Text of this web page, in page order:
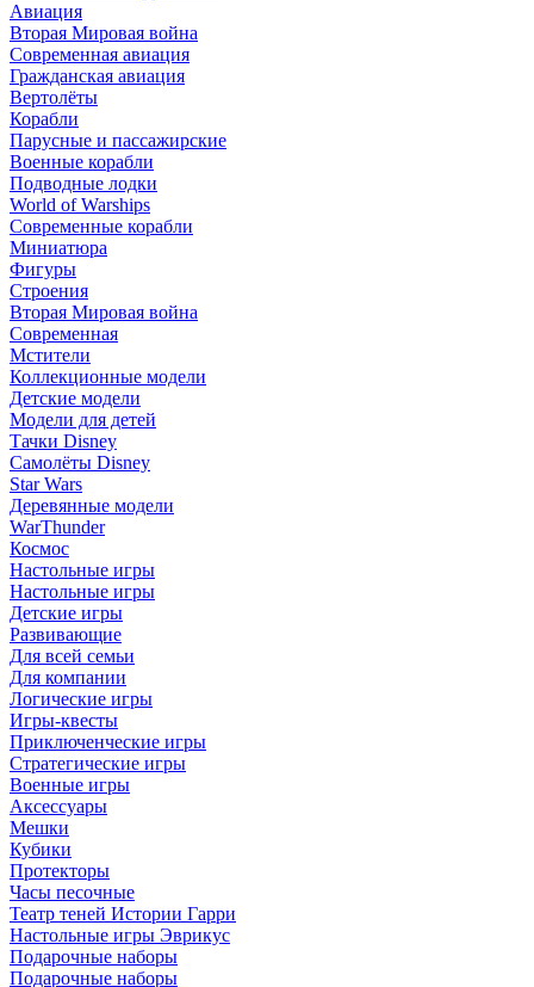
Авиация
Вторая Мировая война
Современная авиация
Гражданская авиация
Вертолёты
Корабли
Парусные и пассажирские
Военные корабли
Подводные лодки
World of Warships
Современные корабли
Миниатюра
Фигуры
Строения
Вторая Мировая война
Современная
Мстители
Коллекционные модели
Детские модели
Модели для детей
Тачки Disney
Самолёты Disney
Star Wars
Деревянные модели
WarThunder
Космос
Настольные игры
Настольные игры
Детские игры
Развивающие
Для всей семьи
Для компании
Логические игры
Игры-квесты
Приключенческие игры
Стратегические игры
Военные игры
Аксессуары
Мешки
Кубики
Протекторы
Часы песочные
Театр теней Истории Гарри
Настольные игры Эврикус
Подарочные наборы
Подарочные наборы